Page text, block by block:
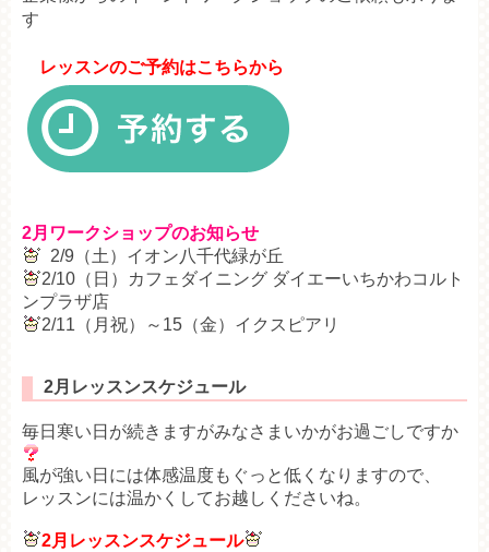
す
レッスンのご予約はこちらから
2月ワークショップのお知らせ
2/9（土）イオン八千代緑が丘
2/10（日）カフェダイニング ダイエーいちかわコルト
ンプラザ店
2/11（月祝）～15（金）イクスピアリ
2月レッスンスケジュール
毎日寒い日が続きますがみなさまいかがお過ごしですか
風が強い日には体感温度もぐっと低くなりますので、
レッスンには温かくしてお越しくださいね。
2月レッスンスケジュール